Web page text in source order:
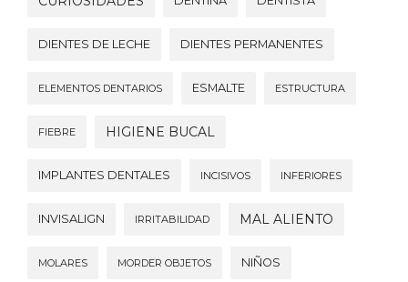
DIENTES DE LECHE DIENTES PERMANENTES
ELEMENTOS DENTARIOS ESMALTE ESTRUCTURA
FIEBRE HIGIENE BUCAL
IMPLANTES DENTALES INCISIVOS INFERIORES
INVISALIGN IRRITABILIDAD MAL ALIENTO
MOLARES MORDER OBJETOS NIÑOS